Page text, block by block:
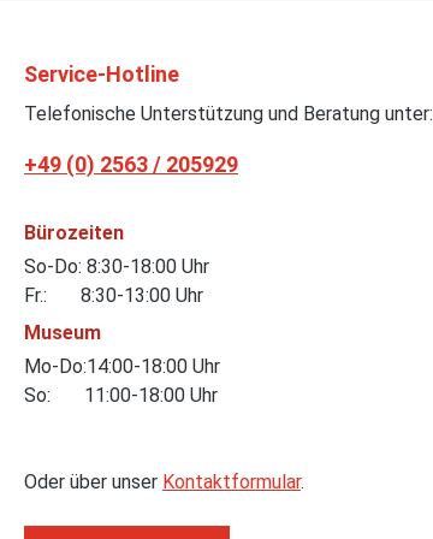
Service-Hotline
Telefonische Unterstützung und Beratung unter:
+49 (0) 2563 / 205929
Bürozeiten
So-Do: 8:30-18:00 Uhr
Fr.: 8:30-13:00 Uhr
Museum
Mo-Do:14:00-18:00 Uhr
So: 11:00-18:00 Uhr
Oder über unser Kontaktformular.